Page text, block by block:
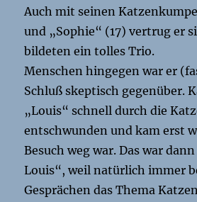
Auch mit seinen
und „Sophie“ (17) vertrug er
bildeten ein tolles Trio.
Menschen hingegen war er
Schluß skeptisch gegenüber.
„Louis“ schnell durch die
entschwunden und kam erst
Besuch weg war. Das war
Louis“, weil natürlich immer
Gesprächen das Thema